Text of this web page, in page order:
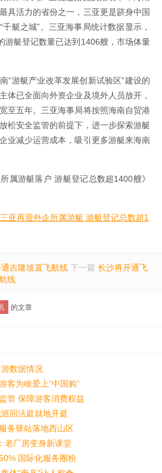
具活力的省份之一，三亚更是跻身中国
艇之城”。三亚海事局统计数据显示，
游艇登记数量已达到1406艘，市场体量
“游艇产业改革发展创新试验区”建设的
体已全面向外资企业及境外人员放开，
至五年。三亚海事局将按照海南自贸港
松安全监管的前提下，进一步探索游艇
业减少运营成本，吸引更多游艇来海南
属游艇落户 游艇登记总数超1400艘》
三亚再迎外企所属游艇 游艇登记总数超1
吉隆坡直飞航线 下一篇 长沙将开通飞
线
的文章
数据情况
客为啥爱上“中国购”
管 保障游客消费权益
回法庭就地开庭
务驿站落地西山区
老厂房变身新课堂
国际化服务圈粉